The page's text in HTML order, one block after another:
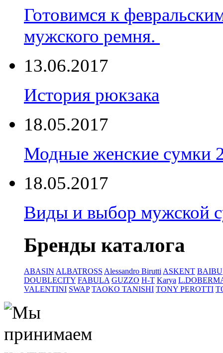
Готовимся к
мужского ремня.
13.06.2017
История рюкзака
18.05.2017
Модные женские сумки
18.05.2017
Виды и выбор мужской
Бренды каталога
ABASIN ALBATROSS Alessandro Birutti ASKENT BAIBU
DOUBLECITY FABULA GUZZO H-T Karya
VALENTINI SWAP TAOKO TANISHI TONY PEROTTI